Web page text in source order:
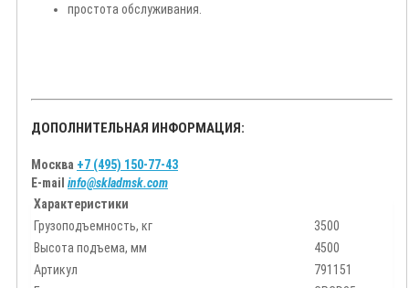
простота обслуживания.
ДОПОЛНИТЕЛЬНАЯ ИНФОРМАЦИЯ:
Москва +7 (495) 150-77-43
E-mail info@skladmsk.com
Характеристики
Грузоподъемность, кг
3500
Высота подъема, мм
4500
Артикул
791151